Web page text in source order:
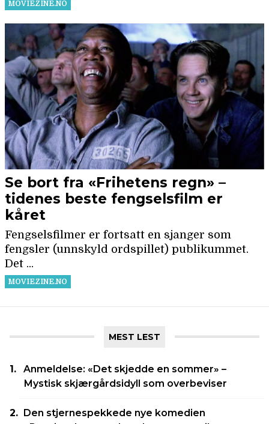
MEST LEST
Anmeldelse: «Det skjedde en sommer» –
Mystisk skjærgårdsidyll som overbeviser
Den stjernespekkede nye komedien